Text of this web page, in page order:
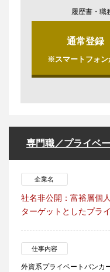
履歴書・職
通常登録
※スマートフォン
専門職／プライベ
企業名
社名非公開：富裕層個
ターゲットとしたプラ
仕事内容
外資系プライベートバンカ